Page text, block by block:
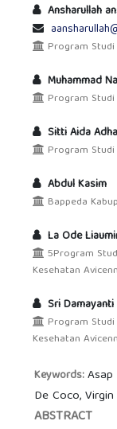
Ansharullah
Program
Muhammad
Program Studi
Sitti Aida
Program
Abdul Kasim
Bappeda
La Ode
5Program
Kesehatan
Sri Damayanti
Program
Kesehatan
Keywords:Asap
De Coco,
ABSTRACT